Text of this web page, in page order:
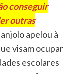
conseguir
outras
apelou à
visam ocupar
escolares